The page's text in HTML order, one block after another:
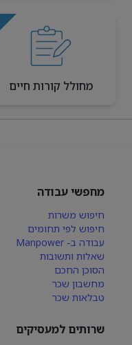
מחולל קורות חיים
מחפשי עבודה
חיפוש משרות
חיפוש לפי תחומים
עבודה ב- Manpower
שאלות ותשובות
הסוכן החכם
מחשבון שכר
טבלאות שכר
שרותים למעסיקים